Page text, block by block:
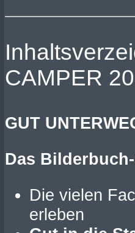
CAMPER
GUT
Das
Die vielen
erleben